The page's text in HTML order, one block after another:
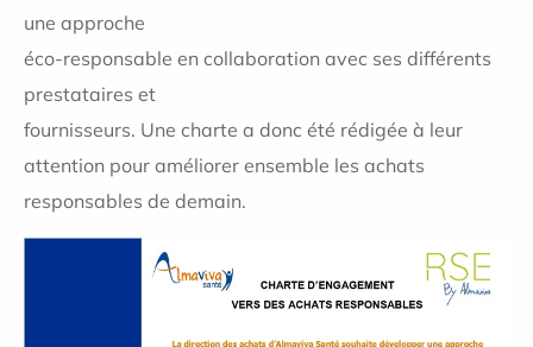
une approche
éco-responsable en collaboration avec ses différents
prestataires et
fournisseurs. Une charte a donc été rédigée à leur
attention pour améliorer ensemble les achats
responsables de demain.